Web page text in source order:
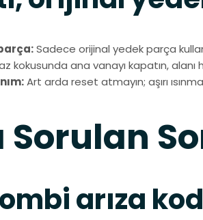
Sadece orijinal yedek parça
kokusunda ana vanayı kapatın,
Art arda reset atmayın; aşırı
Sorulan
arıza